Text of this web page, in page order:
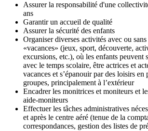
Assurer la responsabilité d'une
ans
Garantir un accueil de qualité
Assurer la sécurité des enfants
Organiser diverses activités avec ou
«vacances» (jeux, sport, découverte,
excursions, etc.), où les enfants peuvent
avec le temps scolaire, être actrices et
vacances et s’épanouir par des loisirs en
groupes, principalement à l’extérieur
Encadrer les monitrices et moniteurs et
aide-moniteurs
Effectuer les tâches administratives
et après le centre aéré (tenue de la
correspondances, gestion des listes de